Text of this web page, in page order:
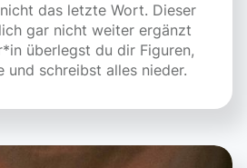
das letzte Wort. Dieser
gar nicht weiter ergänzt
überlegst du dir Figuren,
und schreibst alles nieder.